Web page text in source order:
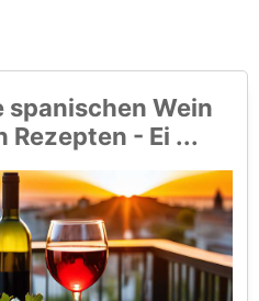
spanischen Wein
Rezepten - Ei ...